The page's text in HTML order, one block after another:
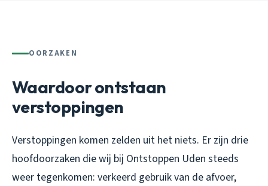
OORZAKEN
Waardoor ontstaan
verstoppingen
Verstoppingen komen zelden uit het niets. Er zijn drie
hoofdoorzaken die wij bij Ontstoppen Uden steeds
weer tegenkomen: verkeerd gebruik van de afvoer,